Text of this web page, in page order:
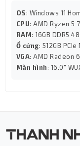
OS: Windows 11
CPU: AMD Ryzen 5
RAM: 16GB DDR5
Ổ cứng: 512GB PCIe
VGA: AMD Radeon
Màn hình: 16.0"